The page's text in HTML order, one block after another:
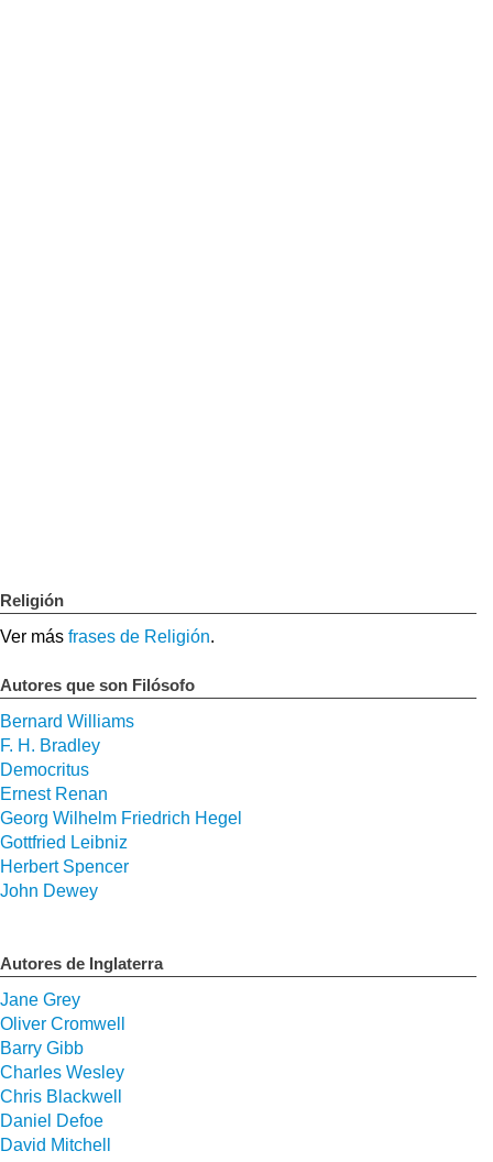
Religión
Ver más frases de Religión.
Autores que son Filósofo
Bernard Williams
F. H. Bradley
Democritus
Ernest Renan
Georg Wilhelm Friedrich Hegel
Gottfried Leibniz
Herbert Spencer
John Dewey
Autores de Inglaterra
Jane Grey
Oliver Cromwell
Barry Gibb
Charles Wesley
Chris Blackwell
Daniel Defoe
David Mitchell